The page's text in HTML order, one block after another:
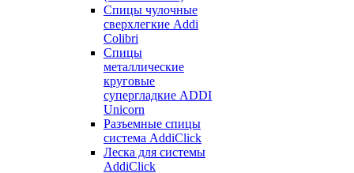
Спицы чулочные
сверхлегкие Addi
Colibri
Спицы
металлические
круговые
супергладкие ADDI
Unicorn
Разъемные спицы
система AddiClick
Леска для системы
AddiClick